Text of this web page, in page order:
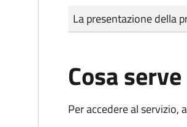
Tipo di pagamento
Importo
La presentazione della
Cosa serve
Per accedere al servizio,